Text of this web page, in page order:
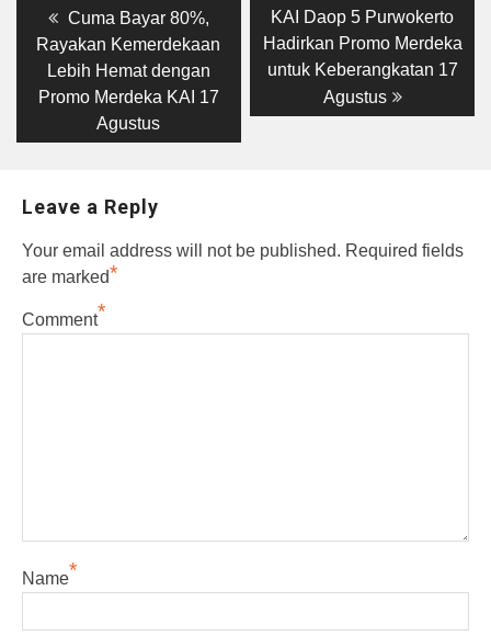
Post
navigation
Previous
post:
Cuma Bayar 80%,
Rayakan Kemerdekaan
Lebih Hemat dengan
Promo Merdeka KAI 17
Agustus
Next
post:
KAI Daop 5 Purwokerto
Hadirkan Promo Merdeka
untuk Keberangkatan 17
Agustus
Leave a Reply
Your email address will not be published. Required fields
are marked*
Comment*
Name*